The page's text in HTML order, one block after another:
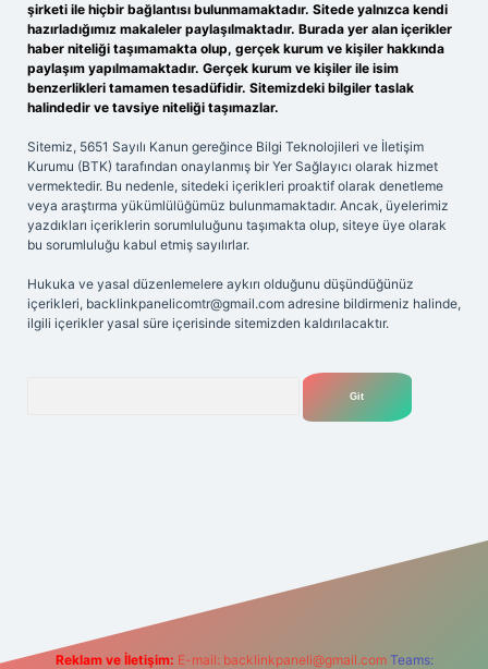
şirketi ile hiçbir bağlantısı bulunmamaktadır. Sitede yalnızca kendi
hazırladığımız makaleler paylaşılmaktadır. Burada yer alan içerikler
haber niteliği taşımamakta olup, gerçek kurum ve kişiler hakkında
paylaşım yapılmamaktadır. Gerçek kurum ve kişiler ile isim
benzerlikleri tamamen tesadüfidir. Sitemizdeki bilgiler taslak
halindedir ve tavsiye niteliği taşımazlar.
Sitemiz, 5651 Sayılı Kanun gereğince Bilgi Teknolojileri ve İletişim
Kurumu (BTK) tarafından onaylanmış bir Yer Sağlayıcı olarak hizmet
vermektedir. Bu nedenle, sitedeki içerikleri proaktif olarak denetleme
veya araştırma yükümlülüğümüz bulunmamaktadır. Ancak, üyelerimiz
yazdıkları içeriklerin sorumluluğunu taşımakta olup, siteye üye olarak
bu sorumluluğu kabul etmiş sayılırlar.
Hukuka ve yasal düzenlemelere aykırı olduğunu düşündüğünüz
içerikleri, backlinkpanelicomtr@gmail.com adresine bildirmeniz halinde,
ilgili içerikler yasal süre içerisinde sitemizden kaldırılacaktır.
Reklam ve İletişim: E-mail: backlinkpaneli@gmail.com Teams: